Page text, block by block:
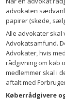
advokaten
papirer (skøde,
Alle advokater
Advokatsamfund.
Advokater, hvis
rådgivning om køb
medlemmer skal i
aftalt med
Køberrådgivere